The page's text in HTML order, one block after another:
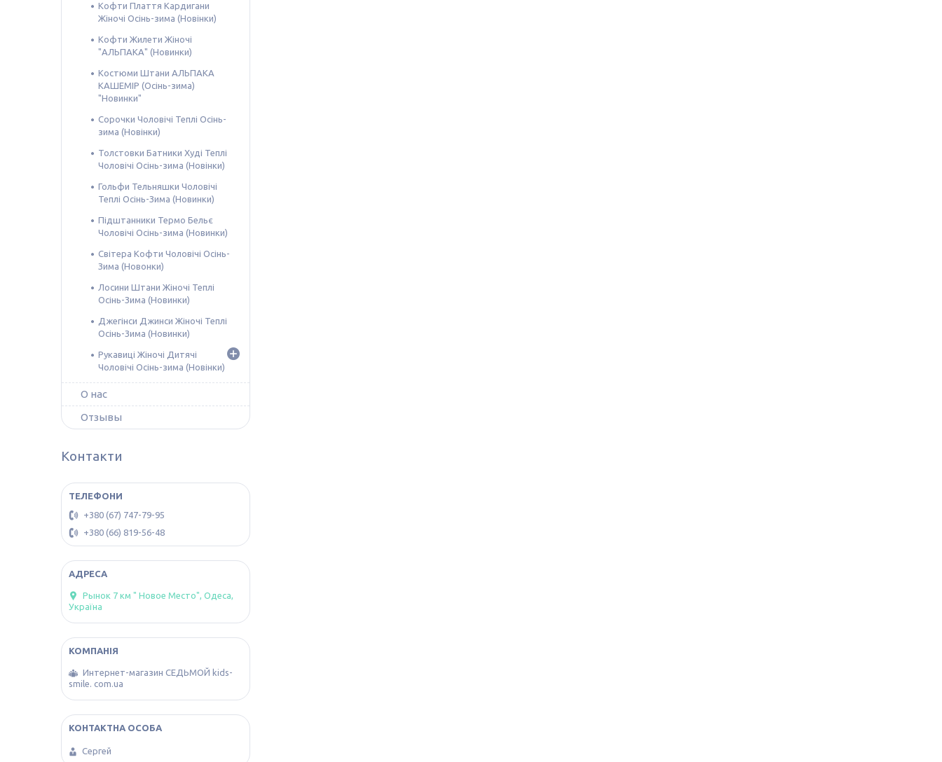
Кофти Плаття Кардигани
Жіночі Осінь-зима (Новінки)
Кофти Жилети Жіночі
"АЛЬПАКА" (Новинки)
Костюми Штани АЛЬПАКА
КАШЕМІР (Осінь-зима)
"Новинки"
Сорочки Чоловічі Теплі Осінь-
зима (Новінки)
Толстовки Батники Худі Теплі
Чоловічі Осінь-зима (Новінки)
Гольфи Тельняшки Чоловічі
Теплі Осінь-Зима (Новинки)
Підштанники Термо Бельє
Чоловічі Осінь-зима (Новинки)
Світера Кофти Чоловічі Осінь-
Зима (Новонки)
Лосини Штани Жіночі Теплі
Осінь-Зима (Новинки)
Джегінси Джинси Жіночі Теплі
Осінь-Зима (Новинки)
Рукавиці Жіночі Дитячі
Чоловічі Осінь-зима (Новінки)
О нас
Отзывы
Контакти
+380 (67) 747-79-95
+380 (66) 819-56-48
Рынок 7 км " Новое Место", Одеса,
Україна
Интернет-магазин СЕДЬМОЙ kids-
smile. com.ua
Сергей